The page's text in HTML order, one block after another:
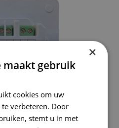
×
maakt gebruik
cookies om uw
verbeteren. Door
stemt u in met